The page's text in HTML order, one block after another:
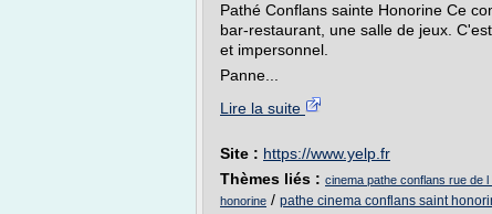
Pathé Conflans sainte Honorine Ce
bar-restaurant, une salle de jeux.
et impersonnel.
Panne...
Lire la suite
Site : https://www.yelp.fr
Thèmes liés : cinema pathe conflans rue de
honorine / pathe cinema conflans saint